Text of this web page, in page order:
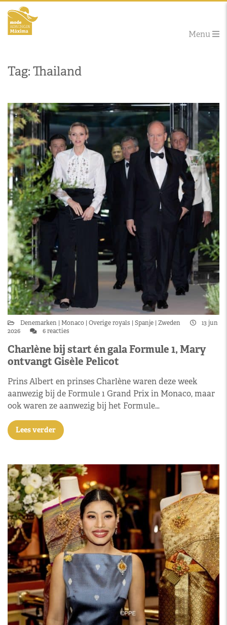
Menu
Tag: Thailand
Denemarken Monaco Overige royals Spanje Zweden
13 jun
2026
6 reacties
Charlène bij start én gala Formule 1, Mary
ontvangt Gisèle Pelicot
Prins Albert en prinses Charlène waren deze week
aanwezig bij de Formule 1 Grand Prix in Monaco, maar
ook waren ze aanwezig bij het Formule…
Lees verder